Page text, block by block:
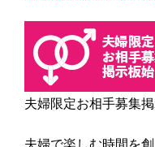
夫婦限定お相手募集
夫婦で楽しむ時間を